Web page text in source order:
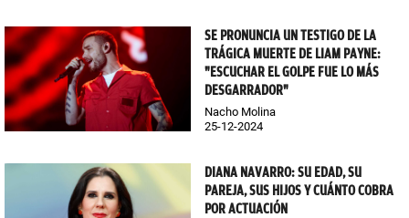
SE PRONUNCIA UN TESTIGO DE LA
TRÁGICA MUERTE DE LIAM PAYNE:
"ESCUCHAR EL GOLPE FUE LO MÁS
DESGARRADOR"
Nacho Molina
25-12-2024
DIANA NAVARRO: SU EDAD, SU
PAREJA, SUS HIJOS Y CUÁNTO COBRA
POR ACTUACIÓN